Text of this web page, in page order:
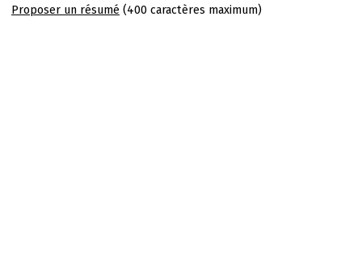
Proposer un résumé (400 caractères maximum)